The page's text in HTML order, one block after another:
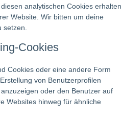
analytischen Cookies erhalten
Website. Wir bitten um deine
Cookies
Cookies oder eine andere Form
von Benutzerprofilen
oder den Benutzer auf
Websites hinweg für ähnliche